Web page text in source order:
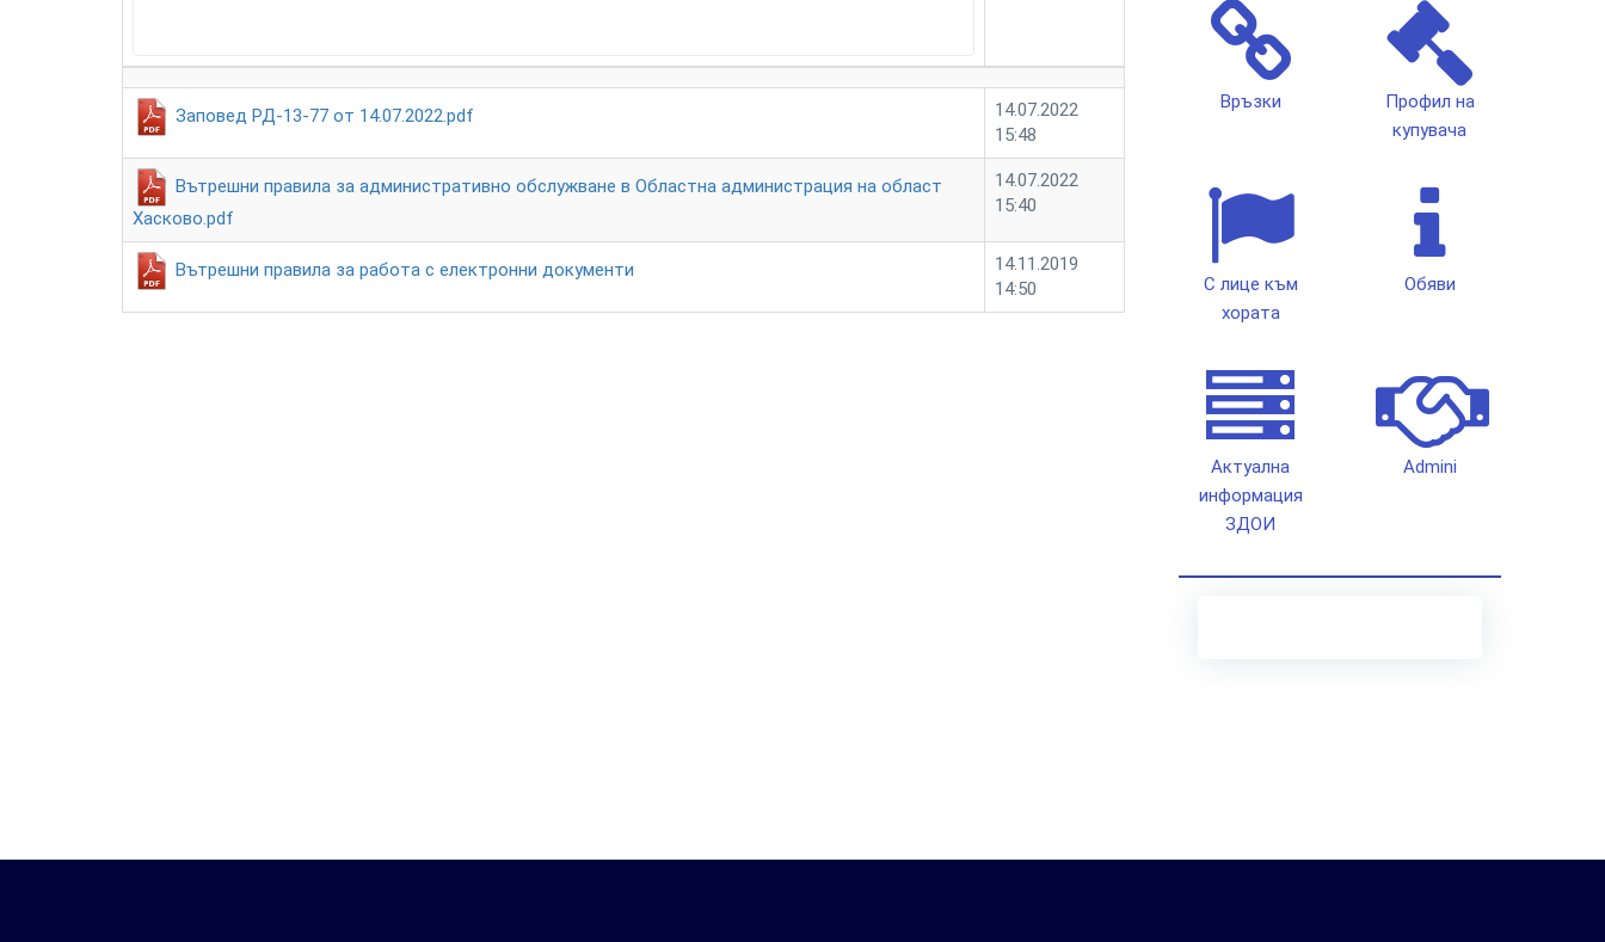
Заповед РД-13-77 от 14.07.2022.pdf
14.07.2022
15:48
Вътрешни правила за административно обслужване в Областна администрация на област
Хасково.pdf
14.07.2022
15:40
Вътрешни правила за работа с електронни документи
14.11.2019
14:50
Връзки
Профил на
купувача
С лице към
хората
Обяви
Актуална
информация
ЗДОИ
Admini